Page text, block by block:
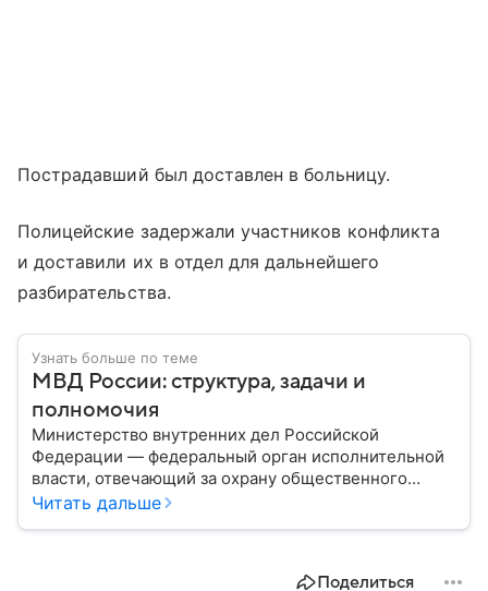
Пострадавший был доставлен в больницу.
Полицейские задержали участников конфликта
и доставили их в отдел для дальнейшего
разбирательства.
Узнать больше по теме
МВД России: структура, задачи и
полномочия
Министерство внутренних дел Российской
Федерации — федеральный орган исполнительной
власти, отвечающий за охрану общественного
порядка, борьбу с преступностью, обеспечение
Читать дальше
Поделиться